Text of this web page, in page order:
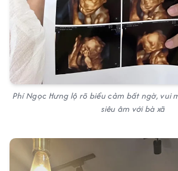
Phí Ngọc Hưng lộ rõ biểu cảm bất ngờ, vui
siêu âm với bà xã